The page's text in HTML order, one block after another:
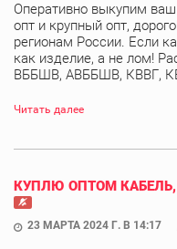
Оперативно выкупим
опт и крупный опт,
регионам России. Если
как изделие, а не лом!
ВББШВ, АВББШВ, КВВГ,
Читать далее
КУПЛЮ ОПТОМ
23 МАРТА 2024 Г. В 14:17